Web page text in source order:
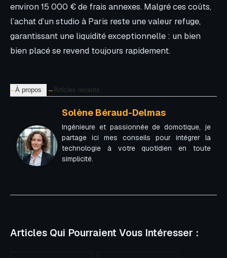
environ 15 000 € de frais annexes. Malgré ces coûts,
l’achat d’un studio à Paris reste une valeur refuge,
garantissant une liquidité exceptionnelle : un bien
bien placé se revend toujours rapidement.
À propos Articles récents
Solène Béraud-Delmas
Ingénieure et passionnée de domotique, je
partage ici mes conseils pour intégrer la
technologie à votre quotidien en toute
simplicité.
Articles Qui Pourraient Vous Intéresser :